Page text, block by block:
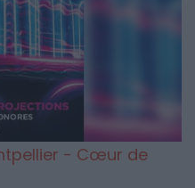
- Cœur de